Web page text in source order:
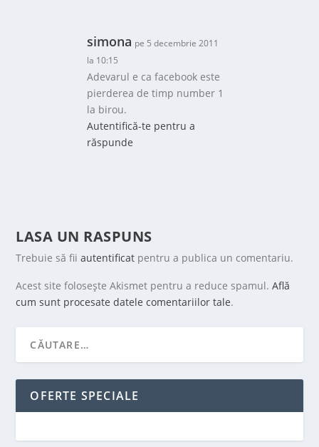
simona pe 5 decembrie 2011
la 10:15
Adevarul e ca facebook este
pierderea de timp number 1
la birou.
Autentifică-te pentru a
răspunde
LASA UN RASPUNS
Trebuie să fiiautentificat pentru a publica un comentariu.
Acest site folosește Akismet pentru a reduce spamul.Află
cum sunt procesate datele comentariilor tale.
OFERTE SPECIALE